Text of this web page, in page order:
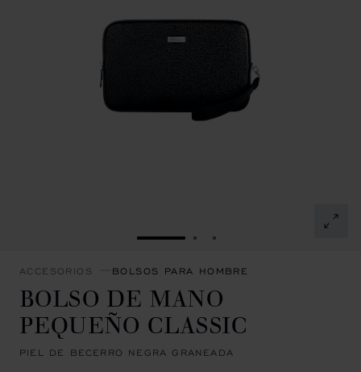
IR A LA DIAPOSITIVA 1
IR A LA DIAPOSITIVA 2
IR A LA DIAPOSITIVA
ACCESORIOS BOLSOS PARA HOMBRE
BOLSO DE MANO
PEQUEÑO CLASSIC
PIEL DE BECERRO NEGRA GRANEADA